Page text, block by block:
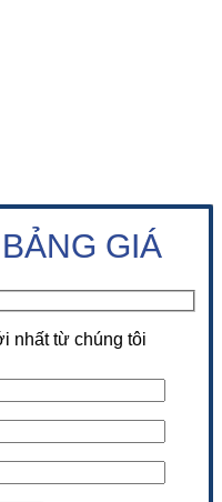
GIÁ
nhất từ chúng tôi